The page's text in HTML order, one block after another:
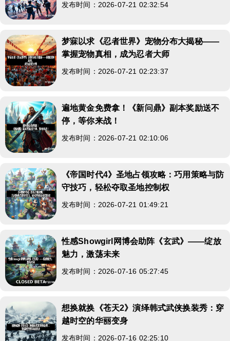
发布时间：2026-07-21 02:32:54
梦寐以求《忍者世界》宠物分布大揭秘——
掌握宠物真相，成为忍者大师
发布时间：2026-07-21 02:23:37
遍地黄金免费拿！《新问鼎》副本奖励送不
停，等你来战！
发布时间：2026-07-21 02:10:06
《帝国时代4》圣地占领攻略：巧用策略与防
守技巧，轻松夺取圣地控制权
发布时间：2026-07-21 01:49:21
性感Showgirl网博会助阵《玄武》——绽放
魅力，激荡未来
发布时间：2026-07-16 05:27:45
想换就换《苍天2》演绎韩式武侠换装秀：穿
越时空的华丽变身
发布时间：2026-07-16 02:25:10